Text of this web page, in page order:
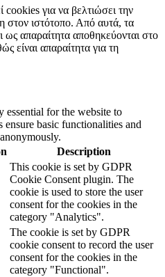
cookies για να βελτιώσει την
στον ιστότοπο. Από αυτά, τα
ως απαραίτητα αποθηκεύονται στο
είναι απαραίτητα για τη
essential for the website to
basic functionalities and
Description
This cookie is set by GDPR
Cookie Consent plugin. The
cookie is used to store the user
consent for the cookies in the
category "Analytics".
The cookie is set by GDPR
cookie consent to record the user
consent for the cookies in the
category "Functional".